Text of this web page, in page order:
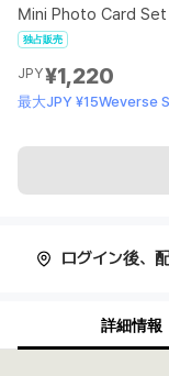
Mini Photo Card Set
独占販売
JPY¥1,220
最大JPY ¥15Weverse
ログイン後、
詳細情報